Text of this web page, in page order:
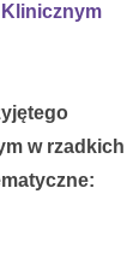
w rzadkich